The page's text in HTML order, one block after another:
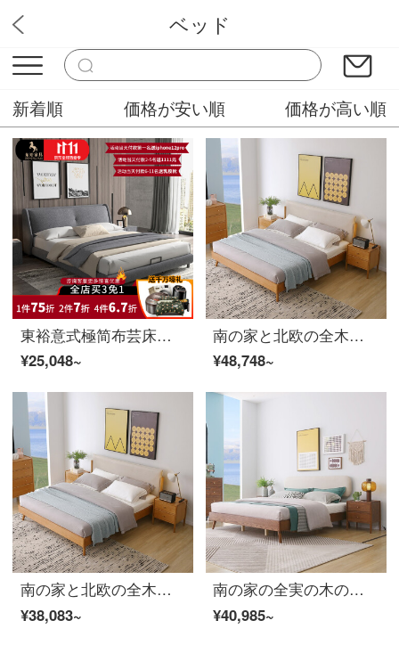
みなみ家具
ベッド
新着順 価格が安い順 価格が高い順
東裕意式極简布芸床ダブルベッド現代簡単科学技術布は、メインベッドの軽さ1.8メートルベッドの1.5*2メートルのフレームタイプを洗える。
¥25,048~
南の家と北欧の全木ベッドのダブルベッドの1.8メートルベッドの主なベッドの結婚式ベッドのホワイトワックスの家具は簡単に1.5メートルの軟膏の包みのベッドの1つです。
¥48,748~
南の家と北欧の全木ベッドのダブルベッド1.8メートルベッドの主なベッドの結婚式ベッドのホワイトワックスの家具は簡単に1.5メートルの軟らかい包装ベッド1つです。
¥38,083~
南の家の全実の木のベッド北欧のダブルベッドの白い蝋の木の実のベッドの柔らかい包みのベッドの寝室の大きいベッドの結婚するベッドの家具の2〓〓〓の実の木のベッド+マットレス*1+4 Sの雲は豪華な版の15000 mm*2000 mmフレームの構造を敷きます
¥40,985~